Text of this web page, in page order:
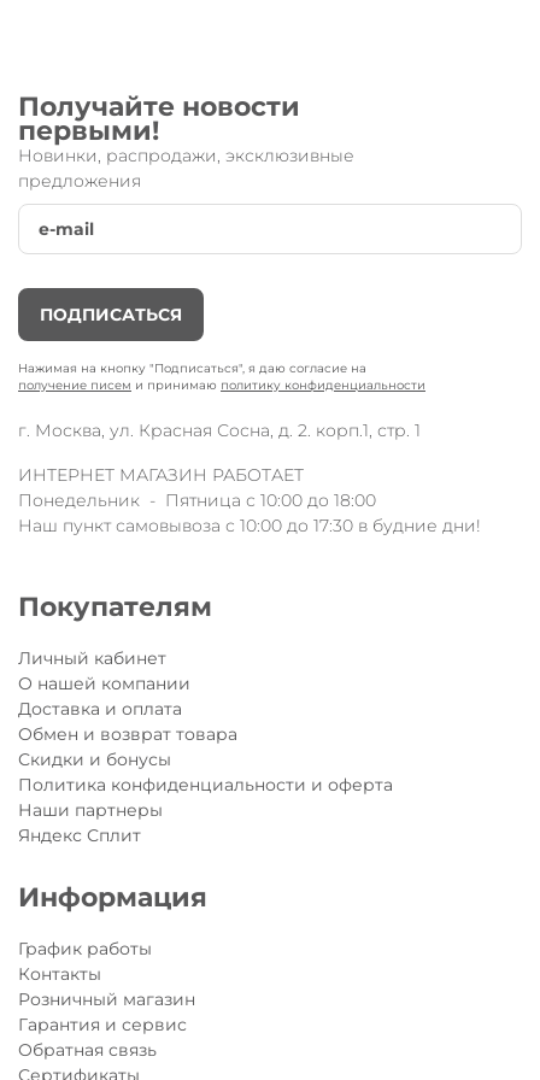
комплектация: 1 шт;
Колёса LED добавляют яркости в прогулки
Вашего малыша!
Отличное дополнение для тех, у кого уже есть
самокат Micro!
Получайте новости
первыми!
Новинки, распродажи, эксклюзивные
предложения
ПОДПИСАТЬСЯ
Нажимая на кнопку "Подписаться", я даю согласие на
получение писем и принимаю политику конфиденциальности
г. Москва, ул. Красная Сосна, д. 2. корп.1, стр. 1
ИНТЕРНЕТ МАГАЗИН РАБОТАЕТ
Понедельник - Пятница с 10:00 до 18:00
Наш пункт самовывоза с 10:00 до 17:30 в будние дни!
Покупателям
Личный кабинет
О нашей компании
Доставка и оплата
Обмен и возврат товара
Скидки и бонусы
Политика конфиденциальности и оферта
Наши партнеры
Яндекс Сплит
Информация
График работы
Контакты
Розничный магазин
Гарантия и сервис
Обратная связь
Сертификаты